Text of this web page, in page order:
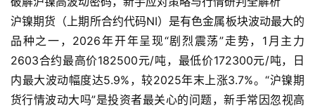
沪镍期货（上期所合约代码NI）是有色金属板块波动最大的
品种之一，2026年开年呈现“剧烈震荡”走势，1月主力
2603合约最高价182500元/吨，最低价172300元/吨，日
内最大波动幅度达5.9%，较2025年末上涨3.7%。“沪镍期
货行情波动大吗”是投资者最关心的问题，新手常因忽视高